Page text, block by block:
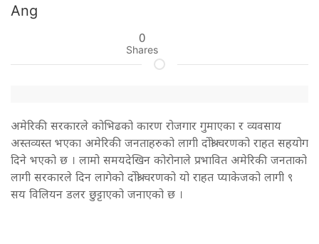
Ang
0
Shares
अमेरिकी सरकारले कोभिढको कारण रोजगार गुमाएका र व्यवसाय
अस्तव्यस्त भएका अमेरिकी जनताहरुको लागी दोश्रो चरणको राहत सहयोग
दिने भएको छ । लामो समयदेखिन कोरोनाले प्रभावित अमेरिकी जनताको
लागी सरकारले दिन लागेको दोश्रो चरणको यो राहत प्याकेजको लागी ९
सय विलियन डलर छुट्टाएको जनाएको छ ।